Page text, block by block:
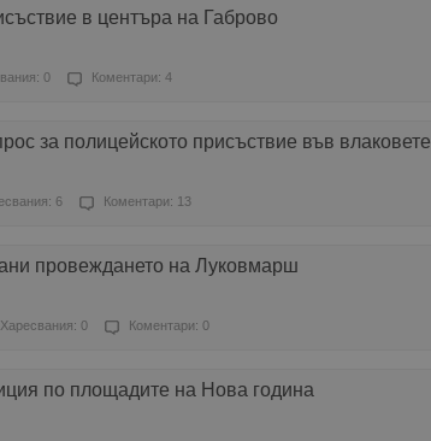
в центъра на Габрово
0 Коментари: 4
за полицейското присъствие във влаковете
6 Коментари: 13
провеждането на Луковмарш
Харесвания: 0 Коментари: 0
по площадите на Нова година